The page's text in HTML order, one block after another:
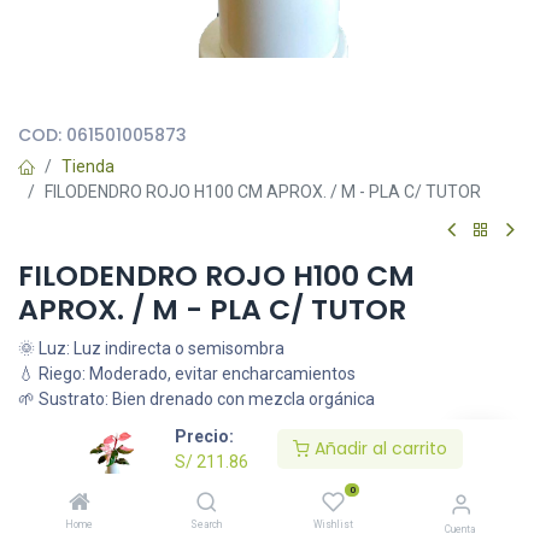
Precio:
S/ 211.86
Añadir al carrito
Home Search
0
Wishlist Cuenta
COD: 061501005873
Tienda
FILODENDRO ROJO H100 CM APROX. / M - PLA C/ TUTOR
FILODENDRO ROJO H100 CM
APROX. / M - PLA C/ TUTOR
🌞 Luz: Luz indirecta o semisombra
💧 Riego: Moderado, evitar encharcamientos
🌱 Sustrato: Bien drenado con mezcla orgánica
211.86
Añadir al carrito